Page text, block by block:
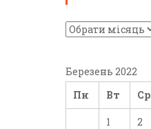
Березень 2022
Пн
Вт Ср
1 2